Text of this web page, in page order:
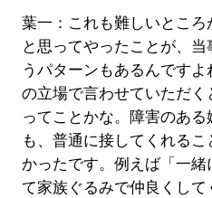
葉一：これも難しいとこ
と思ってやったことが、
うパターンもあるんです
の立場で言わせていただ
ってことかな。障害のあ
も、普通に接してくれる
かったです。例えば「一
て家族ぐるみで仲良くして